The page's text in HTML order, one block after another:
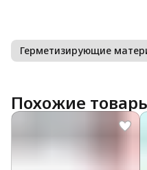
Герметизирующие
Похожие